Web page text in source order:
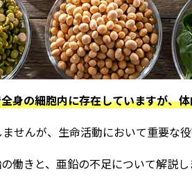
身の細胞内に存在していますが、
せんが、生命活動において重要な
働きと、亜鉛の不足について解説し